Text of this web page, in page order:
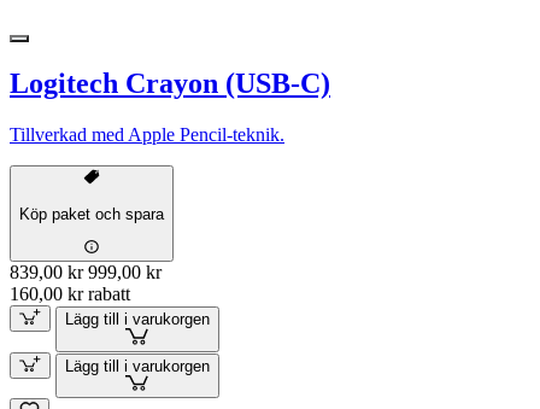
Logitech Crayon (USB-C)
Tillverkad med Apple Pencil-teknik.
Köp paket och spara
839,00 kr 999,00 kr
160,00 kr rabatt
Lägg till i varukorgen
Lägg till i varukorgen